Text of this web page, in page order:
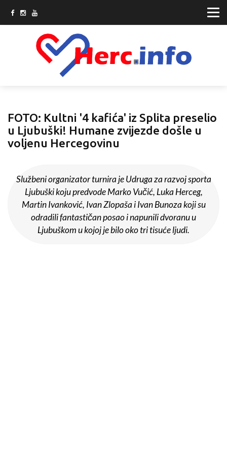
FOTO: Kultni '4 kafića' iz Splita preselio
u Ljubuški! Humane zvijezde došle u
voljenu Hercegovinu
Službeni organizator turnira je Udruga za razvoj sporta
Ljubuški koju predvode Marko Vučić, Luka Herceg,
Martin Ivanković, Ivan Zlopaša i Ivan Bunoza koji su
odradili fantastičan posao i napunili dvoranu u
Ljubuškom u kojoj je bilo oko tri tisuće ljudi.